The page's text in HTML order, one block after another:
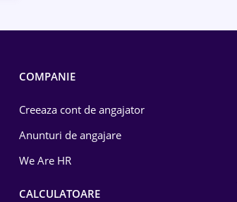
COMPANIE
Creeaza cont de angajator
Anunturi de angajare
We Are HR
CALCULATOARE